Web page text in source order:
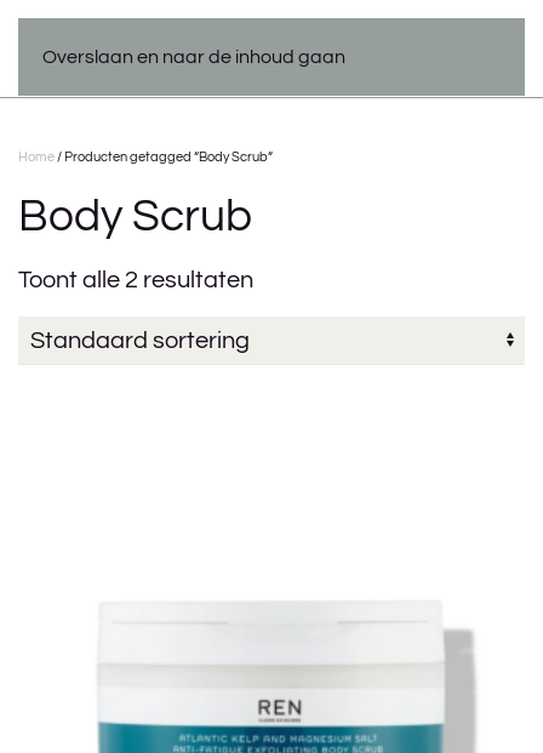
Overslaan en naar de inhoud gaan
Home / Producten getagged “Body Scrub”
Body Scrub
Toont alle 2 resultaten